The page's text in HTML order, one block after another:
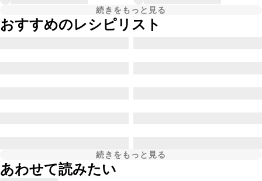
続きをもっと見る
おすすめのレシピリスト
続きをもっと見る
あわせて読みたい